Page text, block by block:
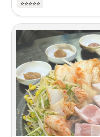
⭐⭐⭐⭐⭐